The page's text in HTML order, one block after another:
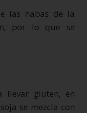
las habas de la
por lo que se
llevar gluten, en
se mezcla con